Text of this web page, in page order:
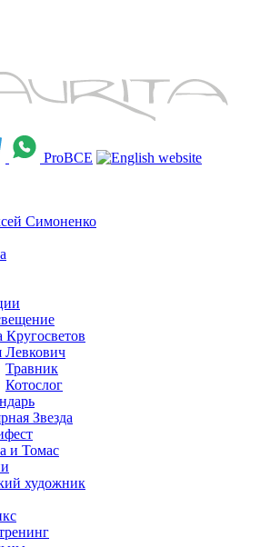
ProBCE
Симоненко
Левкович
Травник
Котослог
Звезда
и Томас
художник